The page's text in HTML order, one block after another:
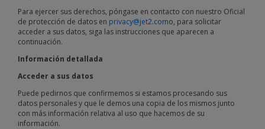
Para ejercer sus derechos, póngase en contacto con nuestro Oficial
de protección de datos en privacy@jet2.como, para solicitar
acceder a sus datos, siga las instrucciones que aparecen a
continuación.
Información detallada
Acceder a sus datos
Puede pedirnos que confirmemos si estamos procesando sus
datos personales y que le demos una copia de los mismos junto
con más información relativa al uso que hacemos de su
información.